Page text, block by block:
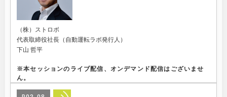
（株）ストロボ
代表取締役社長（自動運転ラボ発行人）
下山 哲平
※本セッションのライブ配信、オンデマンド配信はございませ
ん。